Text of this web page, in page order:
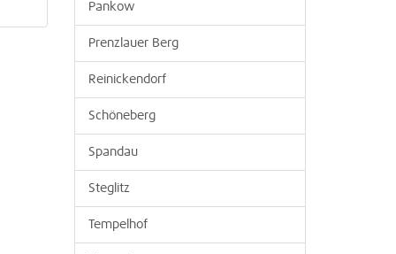
Pankow
Prenzlauer Berg
Reinickendorf
Schöneberg
Spandau
Steglitz
Tempelhof